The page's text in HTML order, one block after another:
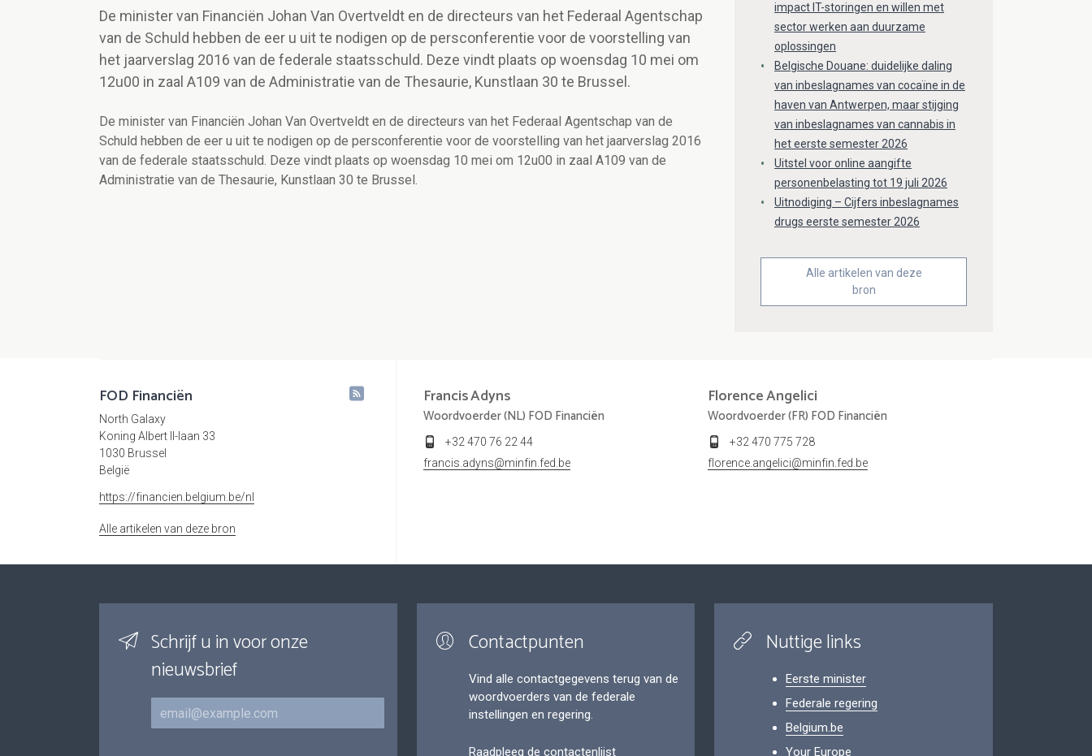
De minister van Financiën Johan Van Overtveldt en de directeurs van het Federaal Agentschap
van de Schuld hebben de eer u uit te nodigen op de persconferentie voor de voorstelling van
het jaarverslag 2016 van de federale staatsschuld. Deze vindt plaats op woensdag 10 mei om
12u00 in zaal A109 van de Administratie van de Thesaurie, Kunstlaan 30 te Brussel.
De minister van Financiën Johan Van Overtveldt en de directeurs van het Federaal Agentschap van de
Schuld hebben de eer u uit te nodigen op de persconferentie voor de voorstelling van het jaarverslag 2016
van de federale staatsschuld. Deze vindt plaats op woensdag 10 mei om 12u00 in zaal A109 van de
Administratie van de Thesaurie, Kunstlaan 30 te Brussel.
impact IT-storingen en willen met
sector werken aan duurzame
oplossingen
Belgische Douane: duidelijke daling
van inbeslagnames van cocaïne in de
haven van Antwerpen, maar stijging
van inbeslagnames van cannabis in
het eerste semester 2026
Uitstel voor online aangifte
personenbelasting tot 19 juli 2026
Uitnodiging – Cijfers inbeslagnames
drugs eerste semester 2026
Alle artikelen van deze
bron
FOD Financiën
North Galaxy
Koning Albert II-laan 33
1030 Brussel
België
https://financien.belgium.be/nl
Alle artikelen van deze bron
FrancisAdyns
Woordvoerder (NL) FOD Financiën
+32 470 76 22 44
francis.adyns@minfin.fed.be
FlorenceAngelici
Woordvoerder (FR) FOD Financiën
+32 470 775 728
florence.angelici@minfin.fed.be
Schrijf u in voor onze
nieuwsbrief
E-mail
Contactpunten
Vind alle contactgegevens terug van de
woordvoerders van de federale
instellingen en regering.
Raadpleeg de contactenlijst
Nuttige links
Eerste minister
Federale regering
Belgium.be
Your Europe